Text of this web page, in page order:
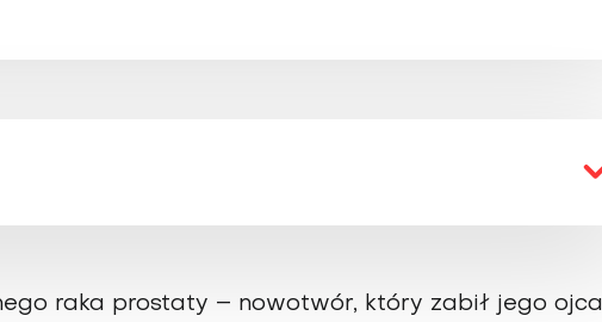
raka prostaty – nowotwór, który zabił jego